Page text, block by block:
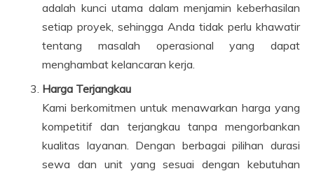
adalah kunci utama dalam menjamin keberhasilan
setiap proyek, sehingga Anda tidak perlu khawatir
tentang masalah operasional yang dapat
menghambat kelancaran kerja.
Harga Terjangkau
Kami berkomitmen untuk menawarkan harga yang
kompetitif dan terjangkau tanpa mengorbankan
kualitas layanan. Dengan berbagai pilihan durasi
sewa dan unit yang sesuai dengan kebutuhan